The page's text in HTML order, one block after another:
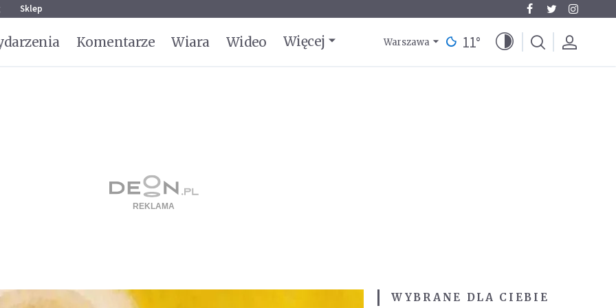
Sklep
Komentarze Wiara Wideo Więcej Warszawa 11°
WYBRANE DLA CIEBIE